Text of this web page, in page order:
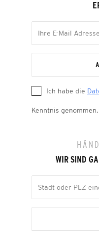
Ich habe die
Kenntnis genommen.
WIR SIND